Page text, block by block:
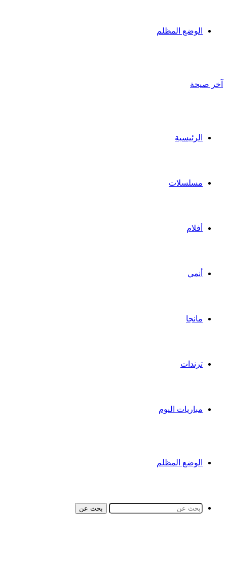
الوضع المظلم
آخر صيحة
الرئيسية
مسلسلات
أفلام
أنمي
مانجا
ترندات
مباريات اليوم
الوضع المظلم
بحث عن